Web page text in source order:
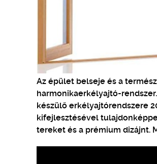
Az épület belseje és a
harmonikaerkélyajtó-
készülő erkélyajtórendszere
kifejlesztésével
tereket és a prémium dizájnt.